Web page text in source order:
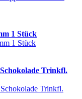
1 Stück
Trinkfl.